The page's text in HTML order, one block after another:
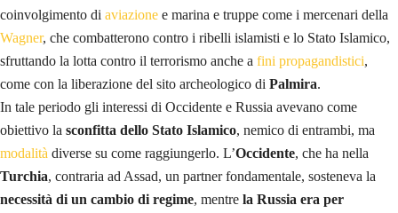
coinvolgimento di aviazione e marina e truppe come i mercenari della
Wagner, che combatterono contro i ribelli islamisti e lo Stato Islamico,
sfruttando la lotta contro il terrorismo anche a fini propagandistici,
come con la liberazione del sito archeologico di Palmira.
In tale periodo gli interessi di Occidente e Russia avevano come
obiettivo la sconfitta dello Stato Islamico, nemico di entrambi, ma
modalità diverse su come raggiungerlo. L’Occidente, che ha nella
Turchia, contraria ad Assad, un partner fondamentale, sosteneva la
necessità di un cambio di regime, mentre la Russia era per